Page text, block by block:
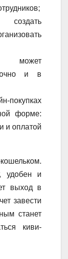
создать
может
и в
покупках
форме:
и оплатой
удобен и
выход в
завести
станет
киви-